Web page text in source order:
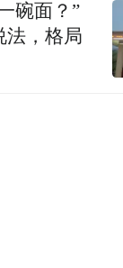
碗面？”
法，格局